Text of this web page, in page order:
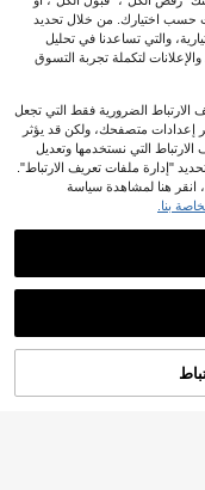
بنجاح
حسب اختيارك. من خلال تحديد
والتي تساعدنا في تحليل
لتكملة تجربة التسوق
الضرورية فقط التي تجعل
إعدادات متصفحك، ولكن قد يؤثر
التي نستخدمها وتعديل
"إدارة ملفات تعريف الارتباط".
انقر هنا لمشاهدة سياسة
بنا.